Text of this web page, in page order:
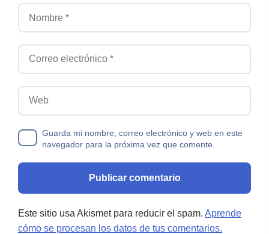
Guarda mi nombre, correo electrónico y web en este
navegador para la próxima vez que comente.
Este sitio usa Akismet para reducir el spam. Aprende
cómo se procesan los datos de tus comentarios.